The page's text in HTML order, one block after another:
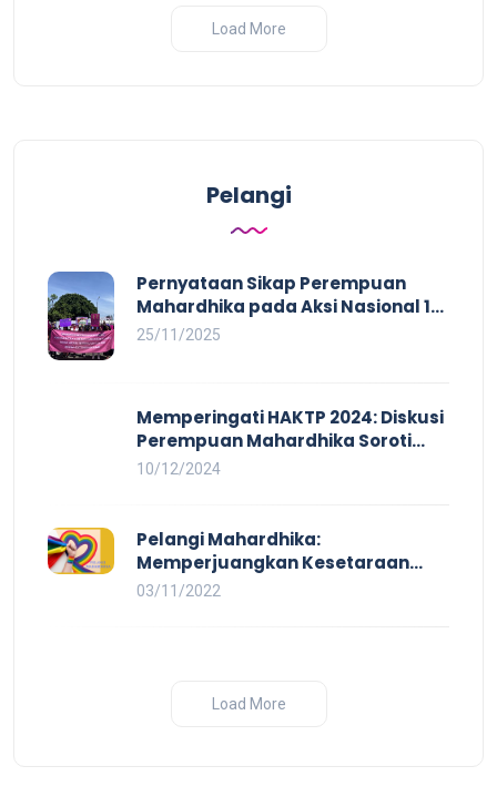
Load More
Pelangi
Pernyataan Sikap Perempuan
Mahardhika pada Aksi Nasional 16
HAKTP 2025 Kerja Layak dan Bebas
25/11/2025
Memperingati HAKTP 2024: Diskusi
Perempuan Mahardhika Soroti
Kerja Layak yang Inklusif bagi
10/12/2024
Pelangi Mahardhika:
Memperjuangkan Kesetaraan
untuk Pekerja LBTQ
03/11/2022
Load More